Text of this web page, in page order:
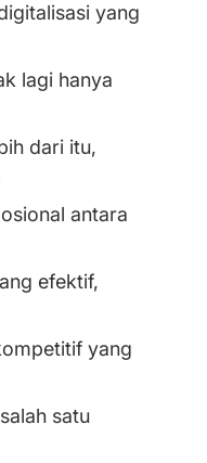
yang
lagi hanya
dari itu,
antara
efektif,
yang
satu